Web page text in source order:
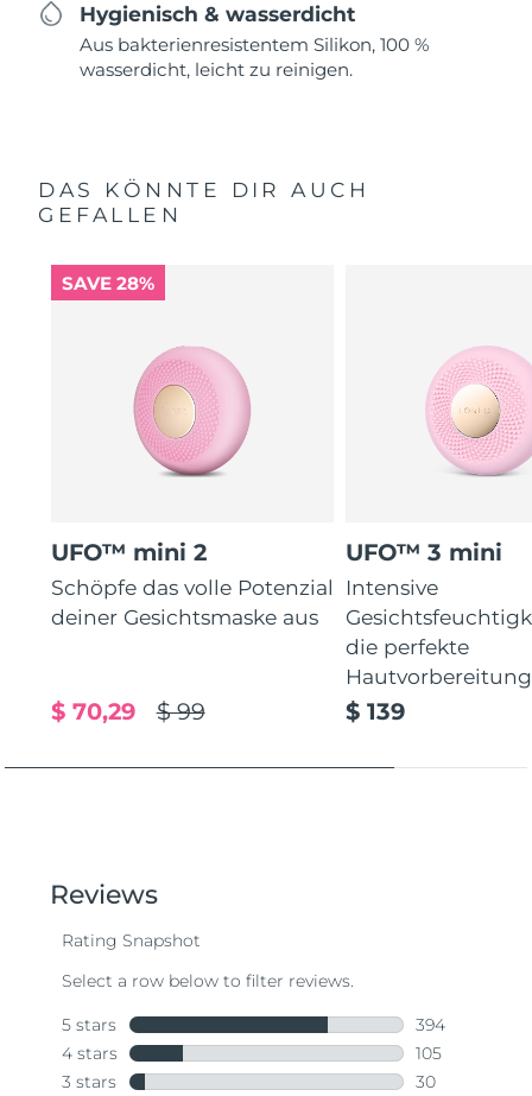
Hygienisch & wasserdicht
Aus bakterienresistentem Silikon, 100 %
wasserdicht, leicht zu reinigen.
DAS KÖNNTE DIR AUCH
GEFALLEN
SAVE 28%
UFO™ mini 2
Schöpfe das volle Potenzial
deiner Gesichtsmaske aus
$ 99
$ 70,29
UFO™ 3 mini
Intensive
die perfekte
Hautvorbereitung
$ 139